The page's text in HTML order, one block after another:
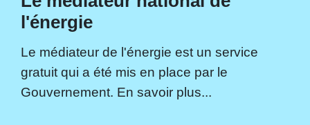
l'énergie
Le médiateur de l'énergie est un service
gratuit qui a été mis en place par le
Gouvernement. En savoir plus...